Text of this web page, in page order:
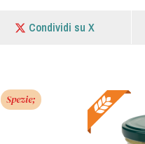
Condividi su X
Spezie;